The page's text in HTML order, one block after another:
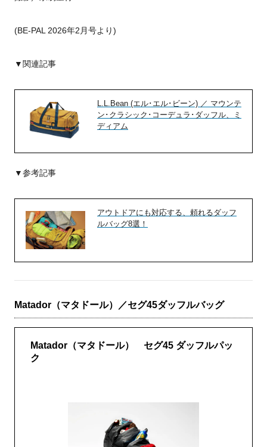
(BE-PAL 2026年2月号より)
▼関連記事
L.L.Bean (エル･エル･ビーン) ／ マウンテ
ン･クラシック･コーデュラ･ダッフル、ミ
ディアム
▼参考記事
アウトドアにも対応する、頼れるダッフ
ルバッグ8選！
Matador（マタドール）／セグ45ダッフルバッグ
Matador（マタドール） セグ45 ダッフルパッ
ク